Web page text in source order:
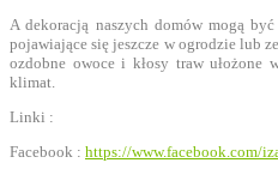
A dekoracją naszych domów mogą
pojawiające się jeszcze w ogrodzie lub
ozdobne owoce i kłosy traw ułożone
klimat.
Linki :
Facebook : https://www.facebook.com/